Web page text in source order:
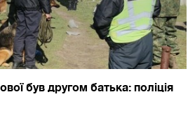
був другом батька: поліція